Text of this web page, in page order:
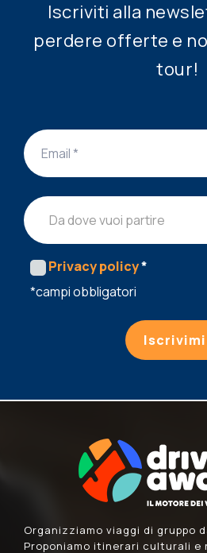
Iscriviti alla
perdere offerte e
tour!
Da dove vuoi partire
Privacy policy*
*campi obbligatori
Organizziamo viaggi di gruppo
Proponiamo itinerari culturali